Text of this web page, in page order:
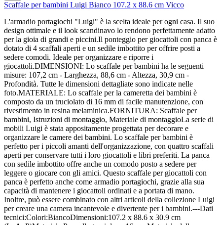
Scaffale per bambini Luigi Bianco 107.2 x 88.6 cm Vicco
L'armadio portagiochi "Luigi" è la scelta ideale per ogni casa. Il suo
design ottimale e il look scandinavo lo rendono perfettamente adatto
per la gioia di grandi e piccini.Il ponteggio per giocattoli con panca è
dotato di 4 scaffali aperti e un sedile imbottito per offrire posti a
sedere comodi. Ideale per organizzare e riporre i
giocattoli.DIMENSIONI: Lo scaffale per bambini ha le seguenti
misure: 107,2 cm - Larghezza, 88,6 cm - Altezza, 30,9 cm -
Profondità. Tutte le dimensioni dettagliate sono indicate nelle
foto.MATERIALE: Lo scaffale per la cameretta dei bambini è
composto da un truciolato di 16 mm di facile manutenzione, con
rivestimento in resina melaminica.FORNITURA: Scaffale per
bambini, Istruzioni di montaggio, Materiale di montaggioLa serie di
mobili Luigi è stata appositamente progettata per decorare e
organizzare le camere dei bambini. Lo scaffale per bambini è
perfetto per i piccoli amanti dell'organizzazione, con quattro scaffali
aperti per conservare tutti i loro giocattoli e libri preferiti. La panca
con sedile imbottito offre anche un comodo posto a sedere per
leggere o giocare con gli amici. Questo scaffale per giocattoli con
panca è perfetto anche come armadio portagiochi, grazie alla sua
capacità di mantenere i giocattoli ordinati e a portata di mano.
Inoltre, può essere combinato con altri articoli della collezione Luigi
per creare una camera incantevole e divertente per i bambini.---Dati
tecnici:Colori:BiancoDimensioni:107.2 x 88.6 x 30.9 cm